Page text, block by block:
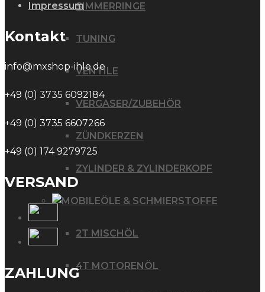
SIMMERRINGE
TUNING
VENTILE
VERGASER/ZUBEHÖR
ZÜNDKERZEN
ZYLINDER & ZYLINDERKOPF
ÖLE & SCHMIERSTOFFE
2T MISCHÖL
4T MOTORENÖL
Impressum
Kontakt
info@mxshop-ihle.de
+49 (0) 3735 6092184
+49 (0) 3735 6607266
+49 (0) 174 9279725
VERSAND
ZAHLUNG